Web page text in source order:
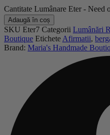
Cantitate Lumânare Eter - Need
Adaugă în coș
SKU Eter7 Categorii Lumânări
Boutique EticheteAfirmatii,
Brand: Maria's Handmade